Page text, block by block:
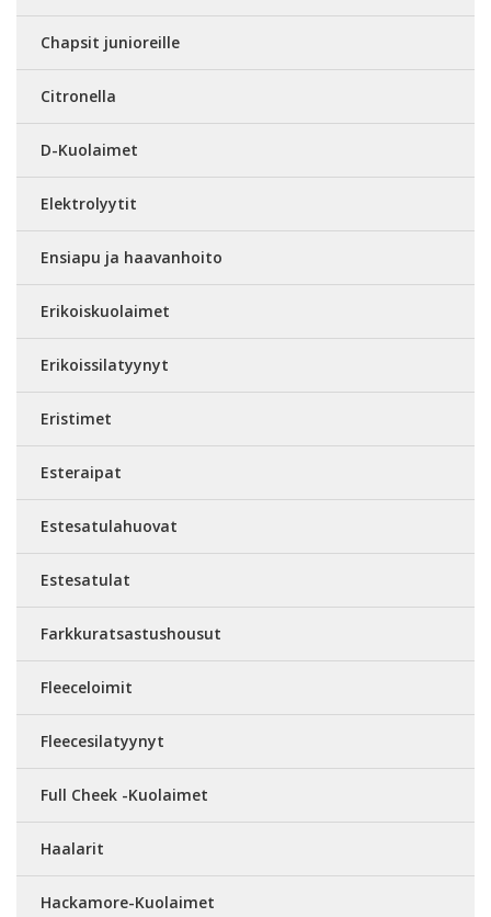
Chapsit junioreille
Citronella
D-Kuolaimet
Elektrolyytit
Ensiapu ja haavanhoito
Erikoiskuolaimet
Erikoissilatyynyt
Eristimet
Esteraipat
Estesatulahuovat
Estesatulat
Farkkuratsastushousut
Fleeceloimit
Fleecesilatyynyt
Full Cheek -Kuolaimet
Haalarit
Hackamore-Kuolaimet